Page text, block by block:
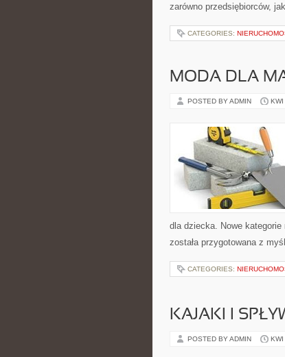
zarówno przedsiębiorców,
CATEGORIES:
MODA DLA
POSTED BY ADMIN
dla dziecka. Nowe
została przygotowana z
CATEGORIES:
KAJAKI I
POSTED BY ADMIN